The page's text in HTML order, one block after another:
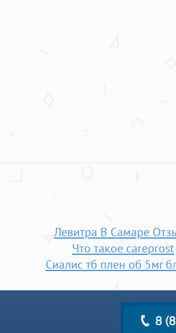
Левитра В Самаре
Что такое careprost
Сиалис тб плен об 5мг